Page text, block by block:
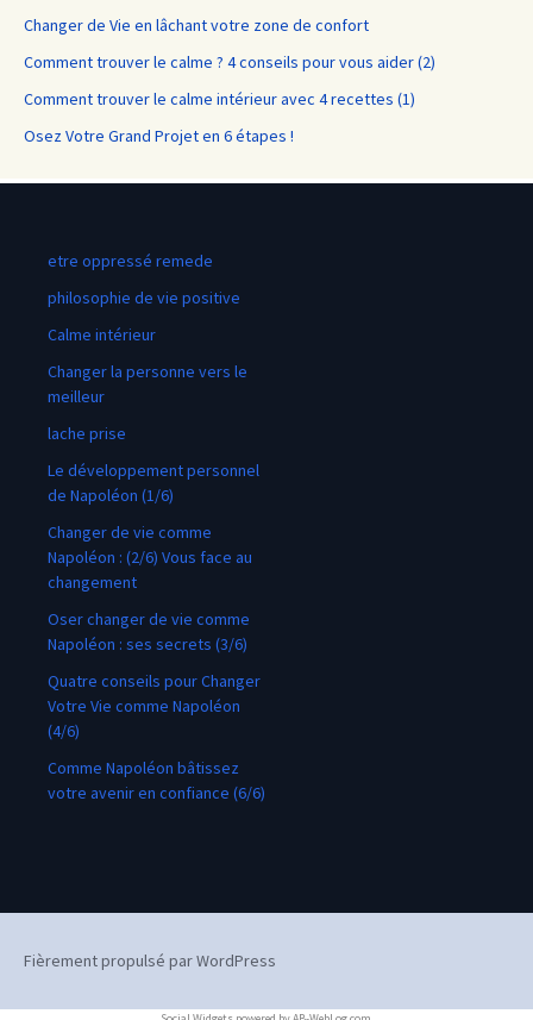
Changer de Vie en lâchant votre zone de confort
Comment trouver le calme ? 4 conseils pour vous aider (2)
Comment trouver le calme intérieur avec 4 recettes (1)
Osez Votre Grand Projet en 6 étapes !
etre oppressé remede
philosophie de vie positive
Calme intérieur
Changer la personne vers le
meilleur
lache prise
Le développement personnel
de Napoléon (1/6)
Changer de vie comme
Napoléon : (2/6) Vous face au
changement
Oser changer de vie comme
Napoléon : ses secrets (3/6)
Quatre conseils pour Changer
Votre Vie comme Napoléon
(4/6)
Comme Napoléon bâtissez
votre avenir en confiance (6/6)
Fièrement propulsé par WordPress